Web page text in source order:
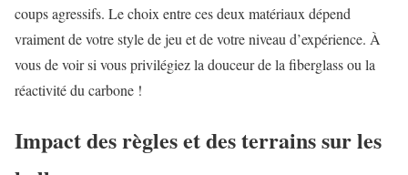
coups agressifs. Le choix entre ces deux matériaux dépend
vraiment de votre style de jeu et de votre niveau d’expérience. À
vous de voir si vous privilégiez la douceur de la fiberglass ou la
réactivité du carbone !
Impact des règles et des terrains sur les